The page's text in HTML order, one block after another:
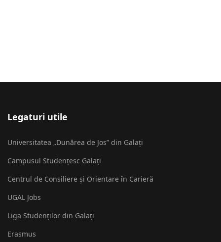
Legaturi utile
Universitatea „Dunărea de Jos” din Galați
Campusul Studențesc Galați
Centrul de Consiliere și Orientare în Carieră
UGAL Jobs
Liga Studenților din Galați
Erasmus